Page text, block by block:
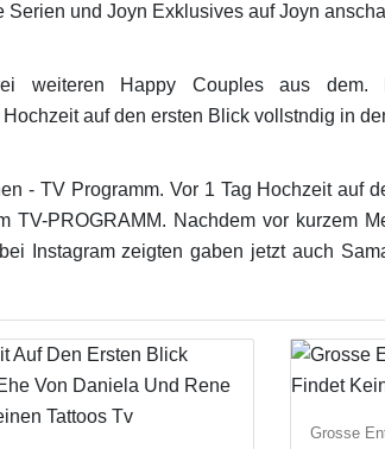
und Joyn Exklusives auf Joyn
Happy Couples aus dem.
auf den ersten Blick vollstndig in
- TV Programm. Vor 1 Tag Hochzeit auf
TV-PROGRAMM. Nachdem vor kurzem
Instagram zeigten gaben jetzt auch
Grosse